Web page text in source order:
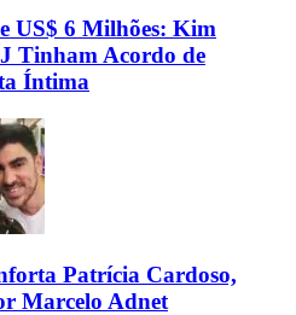
US$ 6 Milhões: Kim
Tinham Acordo de
Íntima
Patrícia Cardoso,
Marcelo Adnet